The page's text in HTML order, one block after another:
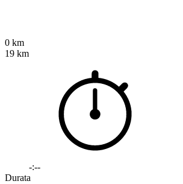
0 km
19 km
-:--
Durata